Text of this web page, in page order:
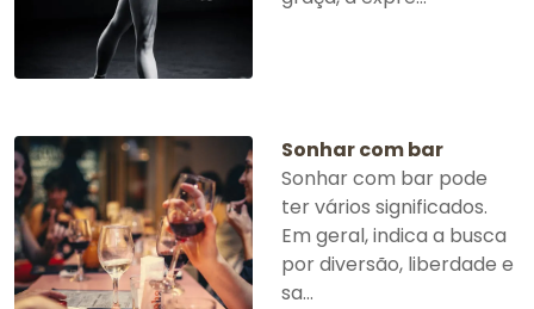
Sonhar com bar
Sonhar com bar pode
ter vários significados.
Em geral, indica a busca
por diversão, liberdade e
sa...